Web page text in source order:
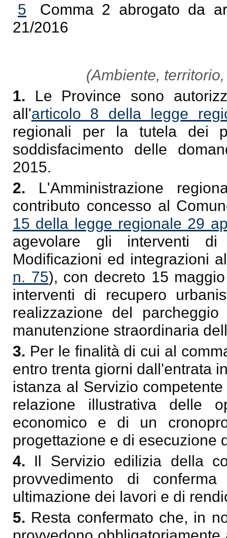
5
Comma 2 abrogato da
21/2016
(Ambiente,
1. Le Province sono
all'articolo 8 della legge
regionali per la tutela dei
soddisfacimento delle
2015.
2. L'Amministrazione
contributo concesso al
15 della legge regionale 29
agevolare gli interventi di
Modificazioni ed integrazioni
n. 75), con decreto 15
interventi di recupero
realizzazione del
manutenzione straordinaria
3. Per le finalità di cui al
entro trenta giorni dall'entrata
istanza al Servizio
relazione illustrativa delle
economico e di un
progettazione e di esecuzione
4. Il Servizio edilizia della
provvedimento di
ultimazione dei lavori e di
5. Resta confermato che, in